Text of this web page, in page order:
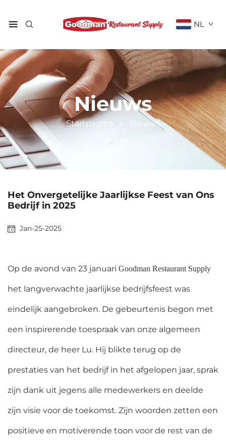
NL
Nieuws
Startpagina Nieuws
Het Onvergetelijke Jaarlijkse Feest van Ons
Bedrijf in 2025
Jan-25-2025
Op de avond van 23 januari Goodman Restaurant Supply
het langverwachte jaarlijkse bedrijfsfeest was
eindelijk aangebroken. De gebeurtenis begon met
een inspirerende toespraak van onze algemeen
directeur, de heer Lu. Hij blikte terug op de
prestaties van het bedrijf in het afgelopen jaar, sprak
zijn dank uit jegens alle medewerkers en deelde
zijn visie voor de toekomst. Zijn woorden zetten een
positieve en motiverende toon voor de rest van de